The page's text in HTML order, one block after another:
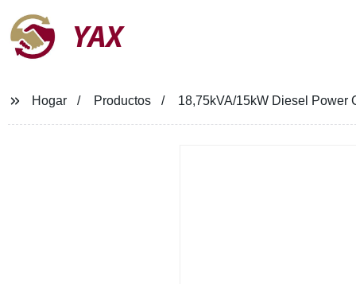
YAX
Hogar Productos 18,75kVA/15kW Diesel Power